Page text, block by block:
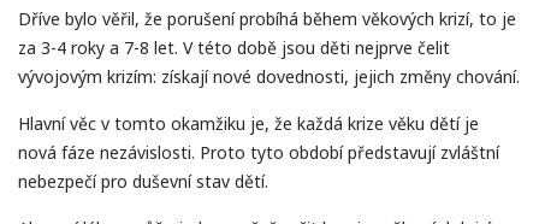
Dříve bylo věřil, že porušení probíhá během věkových krizí, to je
za 3-4 roky a 7-8 let. V této době jsou děti nejprve čelit
vývojovým krizím: získají nové dovednosti, jejich změny chování.
Hlavní věc v tomto okamžiku je, že každá krize věku dětí je
nová fáze nezávislosti. Proto tyto období představují zvláštní
nebezpečí pro duševní stav dětí.